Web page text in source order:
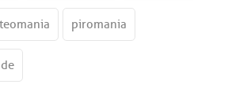
teomania piromania